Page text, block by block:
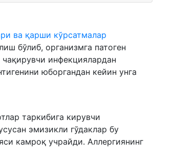
ва қарши кўрсатмалар
бўлиб, организмга патоген
инфекциялардан
юборгандан кейин унга
таркибига кирувчи
эмизикли гўдаклар бу
камроқ учрайди. Аллергиянинг